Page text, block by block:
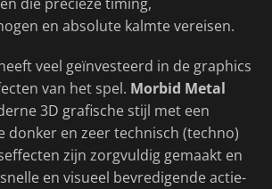
en absolute kalmte vereisen.
veel geïnvesteerd in de graphics
van het spel. Morbid Metal
3D grafische stijl met een
donker en zeer technisch (techno)
zijn zorgvuldig gemaakt en
en visueel bevredigende actie-